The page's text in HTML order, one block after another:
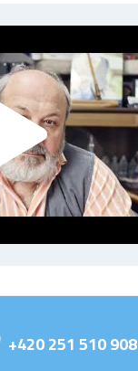
+420 251 510 908